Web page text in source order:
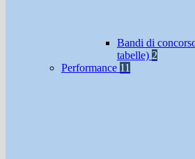
Bandi di
tabelle) 2
Performance 11